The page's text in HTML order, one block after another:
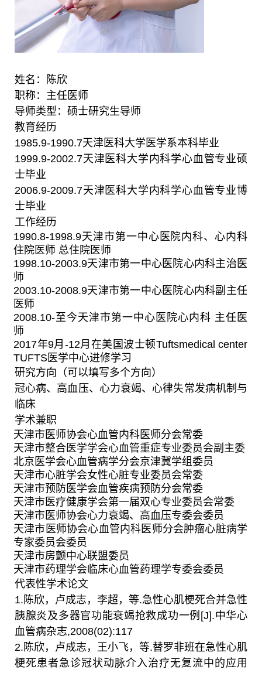
姓名：陈欣
职称：主任医师
导师类型：硕士研究生导师
教育经历
1985.9-1990.7天津医科大学医学系本科毕业
1999.9-2002.7天津医科大学内科学心血管专业硕
士毕业
2006.9-2009.7天津医科大学内科学心血管专业博
士毕业
工作经历
1990.8-1998.9天津市第一中心医院内科、心内科
住院医师 总住院医师
1998.10-2003.9天津市第一中心医院心内科主治医
师
2003.10-2008.9天津市第一中心医院心内科副主任
医师
2008.10-至今天津市第一中心医院心内科 主任医
师
2017年9月 -12月在美国波士顿Tuftsmedical center
TUFTS医学中心进修学习
研究方向（可以填写多个方向）
冠心病、高血压、心力衰竭、心律失常发病机制与
临床
学术兼职
天津市医师协会心血管内科医师分会常委
天津市整合医学学会心血管重症专业委员会副主委
北京医学会心血管病学分会京津冀学组委员
天津市心脏学会女性心脏专业委员会常委
天津市预防医学会血管疾病预防分会常委
天津市医疗健康学会第一届双心专业委员会常委
天津市医师协会心力衰竭、高血压专委会委员
天津市医师协会心血管内科医师分会肿瘤心脏病学
专家委员会委员
天津市房颤中心联盟委员
天津市药理学会临床心血管药理学专委会委员
代表性学术论文
1. 陈欣，卢成志，李超，等.急性心肌梗死合并急性
胰腺炎及多器官功能衰竭抢救成功一例 [J].中华心
血管病杂志,2008(02):117
2. 陈欣，卢成志，王小飞，等.替罗非班在急性心肌
梗死患者急诊冠状动脉介入治疗无复流中的应用